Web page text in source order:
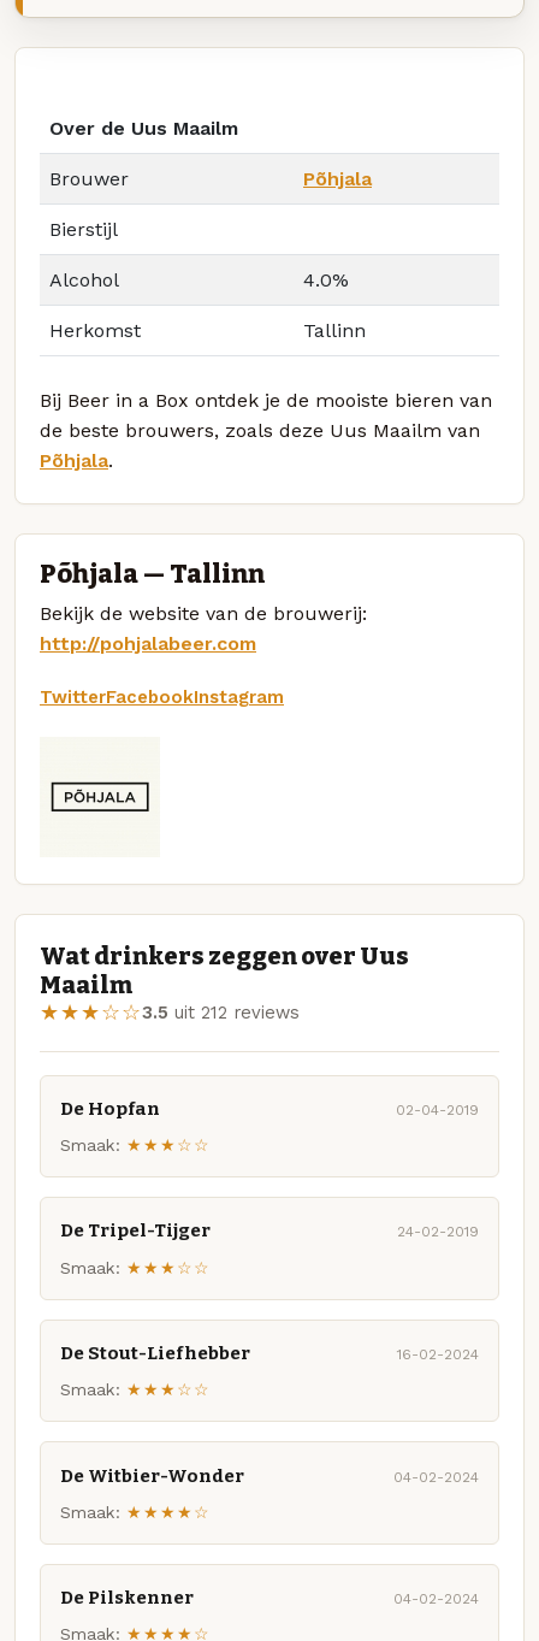
Over de Uus Maailm
Brouwer Põhjala
Bierstijl
Alcohol 4.0%
Herkomst Tallinn
Bij Beer in a Box ontdek je de mooiste bieren van
de beste brouwers, zoals deze Uus Maailm van
Põhjala.
Põhjala — Tallinn
Bekijk de website van de brouwerij:
http://pohjalabeer.com
TwitterFacebookInstagram
Wat drinkers zeggen over Uus
Maailm
★★★☆☆3.5 uit 212 reviews
De Hopfan 02-04-2019
Smaak: ★★★☆☆
De Tripel-Tijger 24-02-2019
Smaak: ★★★☆☆
De Stout-Liefhebber 16-02-2024
Smaak: ★★★☆☆
De Witbier-Wonder 04-02-2024
Smaak: ★★★★☆
De Pilskenner 04-02-2024
Smaak: ★★★★☆